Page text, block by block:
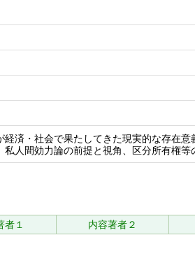
済・社会で果たしてきた現実的な存在
人間効力論の前提と視角、区分所有権等
者１ 内容著者２